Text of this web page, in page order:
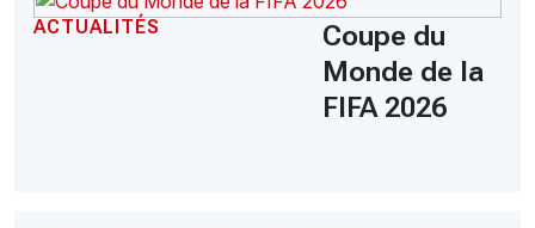
ACTUALITÉS
Coupe du
Monde de la
FIFA 2026